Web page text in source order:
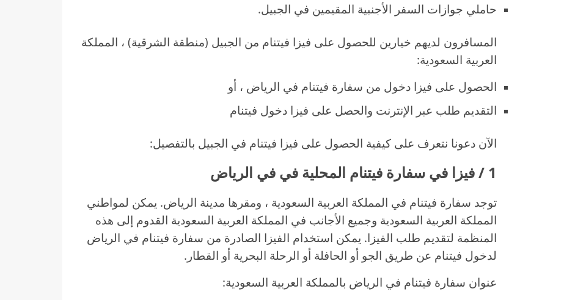
حاملي جوازات السفر الأجنبية المقيمين في الجبيل.
المسافرون لديهم خيارين للحصول على فيزا فيتنام من الجبيل (منطقة الشرقية) ، المملكة
العربية السعودية:
الحصول على فيزا دخول من سفارة فيتنام في الرياض ، أو
التقديم طلب عبر الإنترنت والحصل على فيزا دخول فيتنام
الآن دعونا نتعرف على كيفية الحصول على فيزا فيتنام في الجبيل بالتفصيل:
1 / فيزا في سفارة فيتنام المحلية في في الرياض
توجد سفارة فيتنام في المملكة العربية السعودية ، ومقرها مدينة الرياض. يمكن لمواطني
المملكة العربية السعودية وجميع الأجانب في المملكة العربية السعودية القدوم إلى هذه
المنظمة لتقديم طلب الفيزا. يمكن استخدام الفيزا الصادرة من سفارة فيتنام في الرياض
لدخول فيتنام عن طريق الجو أو الحافلة أو الرحلة البحرية أو القطار.
عنوان سفارة فيتنام في الرياض بالمملكة العربية السعودية: